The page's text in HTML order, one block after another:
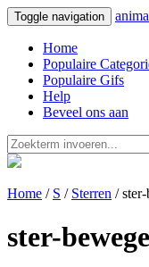
Toggle navigation
Home
Populaire
Populaire Gifs
Help
Beveel ons aan
Home / S / Sterren /
ster-